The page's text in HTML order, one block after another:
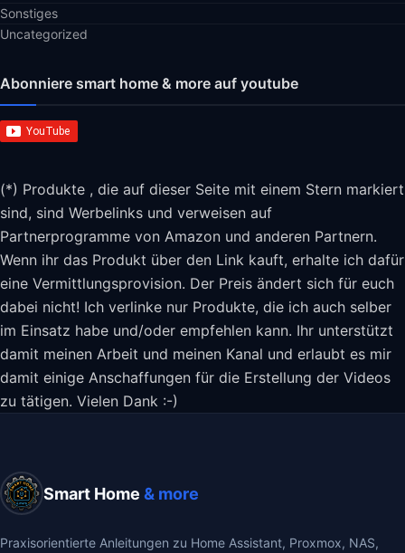
Sonstiges
Uncategorized
Abonniere smart home & more auf youtube
(*) Produkte , die auf dieser Seite mit einem Stern markiert
sind, sind Werbelinks und verweisen auf
Partnerprogramme von Amazon und anderen Partnern.
Wenn ihr das Produkt über den Link kauft, erhalte ich dafür
eine Vermittlungsprovision. Der Preis ändert sich für euch
dabei nicht! Ich verlinke nur Produkte, die ich auch selber
im Einsatz habe und/oder empfehlen kann. Ihr unterstützt
damit meinen Arbeit und meinen Kanal und erlaubt es mir
damit einige Anschaffungen für die Erstellung der Videos
zu tätigen. Vielen Dank :-)
Smart Home & more
Praxisorientierte Anleitungen zu Home Assistant, Proxmox, NAS,